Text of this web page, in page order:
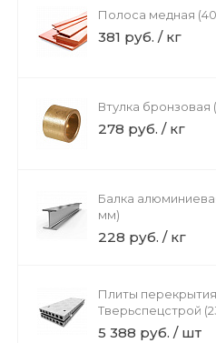
Полоса медная
381 руб. / кг
Втулка
278 руб. / кг
Балка
мм)
228 руб. / кг
Плиты
Тверьспецстрой
мм)
5 388 руб. / шт